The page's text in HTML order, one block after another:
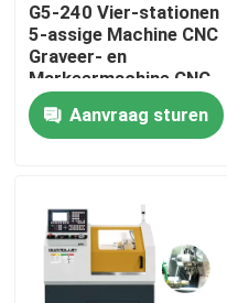
Huis
Producten
Over Ons
G5-240 Vier-stationen
5-assige Machine CNC
Graveer- en
Markeermachine CNC
Gouden Sieraden 5-
assige CNC
Tandheelkundige
Aanvraag sturen